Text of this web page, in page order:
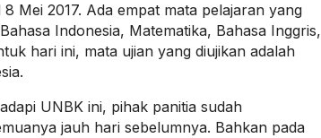
8 Mei 2017. Ada empat mata pelajaran yang
Indonesia, Matematika, Bahasa Inggris,
hari ini, mata ujian yang diujikan adalah
UNBK ini, pihak panitia sudah
jauh hari sebelumnya. Bahkan pada